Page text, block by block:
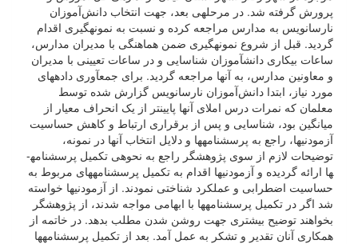
پرورش گرفته شد. در مرحله­ی بعد، جهت انتخاب دانش‌آموزان
نارسانویس به مدارس مراجعه کرده و نسبت به نمونه­گیری اقدام
گردید. قبل از شروع نمونه­گیری ضمن هماهنگی با مدیران مدارس،
ساعات بیکاری دانش­آموزان شناسایی و در ساعات تعیینی با مدیران
و معاونین مدارس، به آن­ها مراجعه گردید. برای جمع­آوری داده­های
مورد نیاز، ابتدا دانش‌آموزان نارسانویس گزارش شده توسط
معلمان که نمرات درس املای آن­ها پایین­تر از یک انحراف معیار از
میانگین بود، شناسایی و پس از برقراری ارتباط و کاهش حساسیت
آزمودنی­ها، راجع به پرسشنامه­ها و دلایل انتخاب آن­ها در نمونه،
توضیحات لازم از سوی پژوهشگر راجع به نحوه­ی تکمیل پرسشنامه­
ها ارائه گردیده و آزمودنی­ها اقدام به تکمیل پرسشنامه­های مربوط به
حساسیت اضطرابی و عملکرد شناختی نمودند. از آزمودنی­ها خواسته
شد اگر در تکمیل پرسشنامه­ها با ابهامی مواجه شدند، از پژوهشگر
بخواهند توضیح بیشتری جهت روشن شدن مطلب بدهد. در خاتمه از
همکاری آنان تقدیر و تشکر به عمل آمد. بعد از تکمیل پرسشنامه­ها